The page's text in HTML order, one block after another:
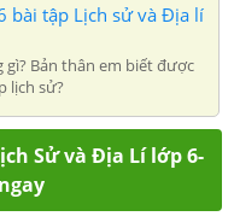
bài tập Lịch sử và Địa lí
Bản thân em biết được
lịch sử?
Sử và Địa Lí lớp 6-